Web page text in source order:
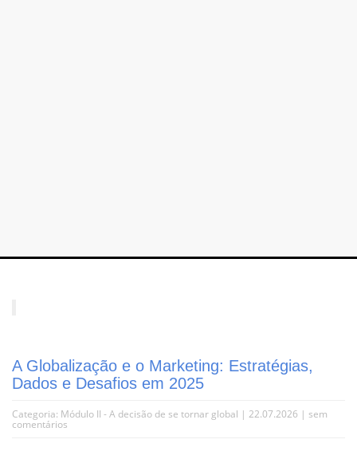
A Globalização e o Marketing: Estratégias,
Dados e Desafios em 2025
Categoria: Módulo II - A decisão de se tornar global | 22.07.2026 | sem
comentários